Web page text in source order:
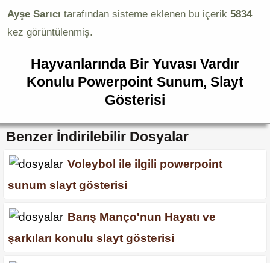
Ayşe Sarıcı tarafından sisteme eklenen bu içerik 5834
kez görüntülenmiş.
Hayvanlarında Bir Yuvası Vardır
Konulu Powerpoint Sunum, Slayt
Gösterisi
Benzer İndirilebilir Dosyalar
Voleybol ile ilgili powerpoint
sunum slayt gösterisi
Barış Manço'nun Hayatı ve
şarkıları konulu slayt gösterisi